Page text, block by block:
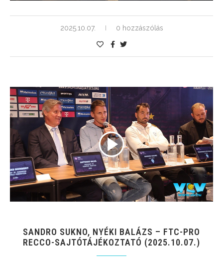
2025.10.07. 0 hozzászólás
SANDRO SUKNO, NYÉKI BALÁZS – FTC-PRO
RECCO-SAJTÓTÁJÉKOZTATÓ (2025.10.07.)